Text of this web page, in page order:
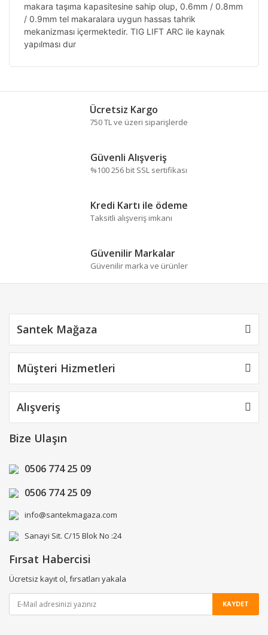
makara taşıma kapasitesine sahip olup, 0.6mm / 0.8mm
/ 0.9mm tel makaralara uygun hassas tahrik
mekanizması içermektedir. TIG LIFT ARC ile kaynak
yapılması dur
Bu ürüne ilk yorumu siz yapın!
formunu kullanarak tarafımıza iletebilirsiniz.
Görüş ve önerileriniz için teşekkür ederiz.
Ürün açıklamasında eksik bilgiler bulunuyor.
Ürün fiyatı diğer sitelerden daha pahalı.
Bu ürüne benzer farklı alternatifler olmalı.
Ücretsiz Kargo
750 TL ve üzeri siparişlerde
Güvenli Alışveriş
%100 256 bit SSL sertifikası
Kredi Kartı ile ödeme
Taksitli alışveriş imkanı
Güvenilir Markalar
Güvenilir marka ve ürünler
Santek Mağaza
Müşteri Hizmetleri
Alışveriş
Bize Ulaşın
0506 774 25 09
0506 774 25 09
info@santekmagaza.com
Sanayi Sit. C/15 Blok No :24
Fırsat Habercisi
Ücretsiz kayıt ol, fırsatları yakala
KAYDET